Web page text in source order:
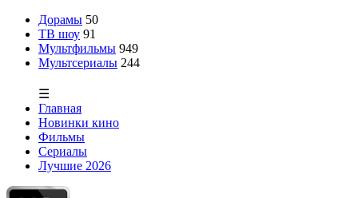
Дорамы 50
ТВ шоу 91
Мультфильмы 949
Мультсериалы 244
☰
Главная
Новинки кино
Фильмы
Сериалы
Лучшие 2026